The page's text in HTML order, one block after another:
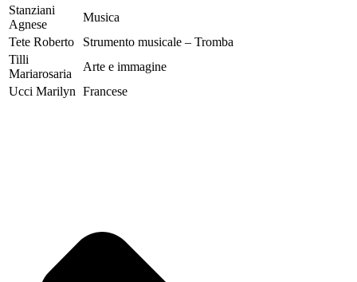
Stanziani
Agnese
Musica
Tete Roberto
Strumento musicale – Tromba
Tilli
Mariarosaria
Arte e immagine
Ucci Marilyn Francese